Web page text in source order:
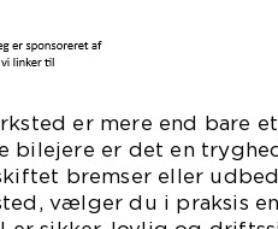
er mere end bare
bilejere er det en
bremser eller
vælger du i praksis